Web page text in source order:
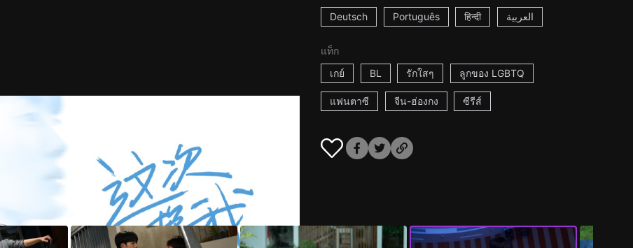
Deutsch Português हिन्दी العربية
แท็ก
เกย์
BL รักใสๆ ลูกของ LGBTQ
แฟนตาซี จีน-ฮ่องกง ซีรีส์